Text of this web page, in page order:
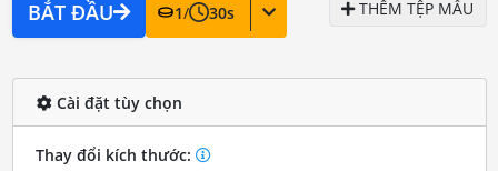
BẮT ĐẦU 1/ 30s THÊM TỆP MẪU
Cài đặt tùy chọn
Thay đổi kích thước: